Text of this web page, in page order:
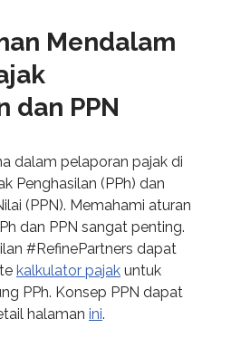
Mendalam
dan PPN
dalam pelaporan pajak di
Penghasilan (PPh) dan
(PPN). Memahami aturan
dan PPN sangat penting.
#RefinePartners dapat
kalkulator pajak untuk
PPh. Konsep PPN dapat
halaman ini.